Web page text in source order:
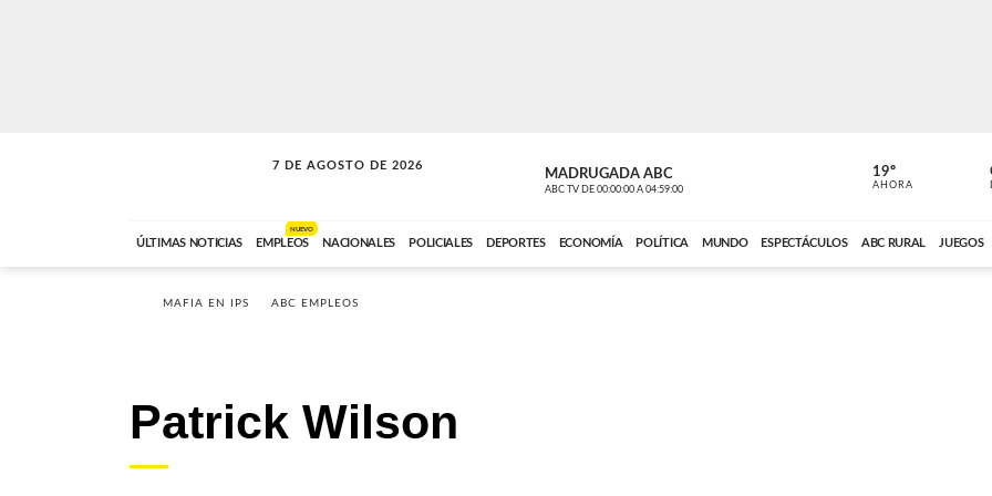
7 DE AGOSTO DE 2026
SOLO MÚSICA MADRUGADA ABC
ABC TV DE 00:00:00 A 04:59:00 ABC CARDINAL
19º
AHORA
ÚLTIMAS NOTICIAS EMPLEOS
NUEVO
NACIONALES POLICIALES DEPORTES ECONOMÍA POLÍTICA MUNDO ESPECTÁCULOS ABC RURAL JUEGOS
MAFIA EN IPS ABC EMPLEOS
Patrick Wilson